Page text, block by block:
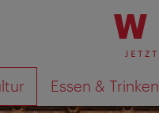
Essen & Trinken